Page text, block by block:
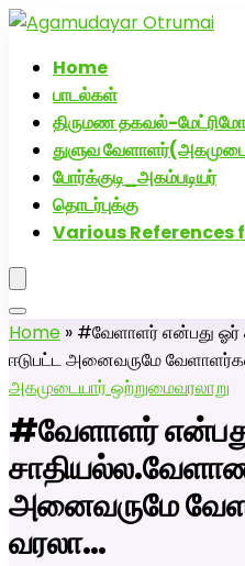
Home
பாடல்கள்
திருமண தகவல்-
துளுவ
போர்க்குடி_அகம்படியர்
தொடர்புக்கு
Various
Home » #வேளாளர் என்பது
ஈடுபட்ட அனைவருமே
அகமுடையார் ஒற்றுமைவரலாறு
#வேளாளர்
அனைவருமே
வரலா…
அகமுடையார் திருமண